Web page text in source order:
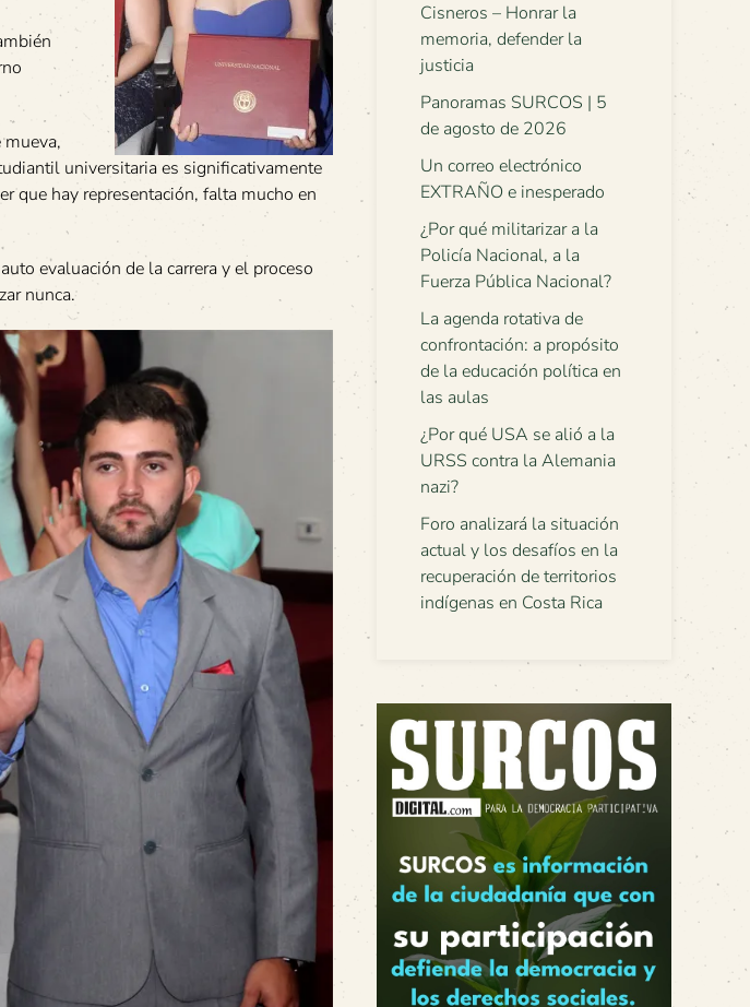
universitaria es significativamente
que hay representación, falta mucho en
evaluación de la carrera y el proceso
nunca.
Cisneros – Honrar la
memoria, defender la
justicia
Panoramas SURCOS | 5
de agosto de 2026
Un correo electrónico
EXTRAÑO e inesperado
¿Por qué militarizar a la
Policía Nacional, a la
Fuerza Pública Nacional?
La agenda rotativa de
confrontación: a propósito
de la educación política en
las aulas
¿Por qué USA se alió a la
URSS contra la Alemania
nazi?
Foro analizará la situación
actual y los desafíos en la
recuperación de territorios
indígenas en Costa Rica